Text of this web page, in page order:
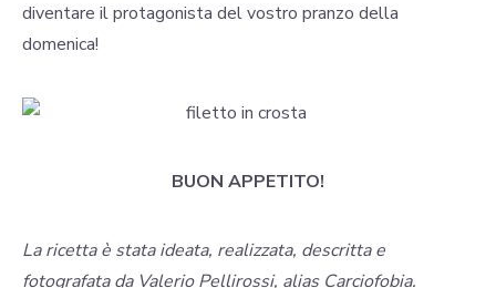
diventare il protagonista del vostro pranzo della
domenica!
BUON APPETITO!
La ricetta è stata ideata, realizzata, descritta e
fotografata da Valerio Pellirossi, alias Carciofobia.